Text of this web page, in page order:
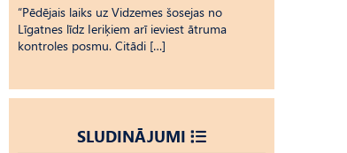
“Pēdējais laiks uz Vid­ze­mes šosejas no
Līgatnes līdz Ieriķiem arī ieviest ātruma
kontroles posmu. Citādi […]
SLUDINĀJUMI